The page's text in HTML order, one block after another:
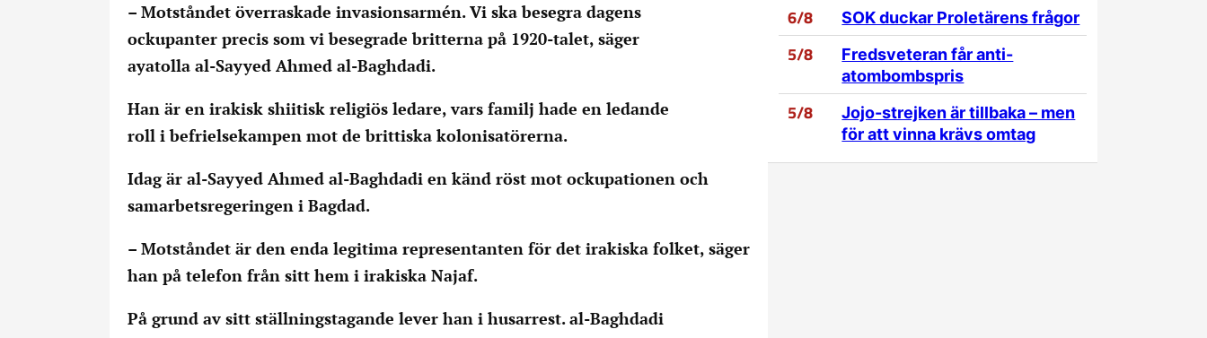
– Motståndet överraskade invasionsarmén. Vi ska besegra dagens
ockupanter precis som vi besegrade britterna på 1920-talet, säger
ayatolla al-Sayyed Ahmed al-Baghdadi.
Han är en irakisk shiitisk religiös ledare, vars familj hade en ledande
roll i befrielsekampen mot de brittiska kolonisatörerna.
Idag är al-Sayyed Ahmed al-Baghdadi en känd röst mot ockupationen och
samarbetsregeringen i Bagdad.
– Motståndet är den enda legitima representanten för det irakiska folket, säger
han på telefon från sitt hem i irakiska Najaf.
På grund av sitt ställningstagande lever han i husarrest. al-Baghdadi
6/8 SOK duckar Proletärens frågor
5/8
Fredsveteran får anti-
atombombspris
5/8
Jojo-strejken är tillbaka – men
för att vinna krävs omtag